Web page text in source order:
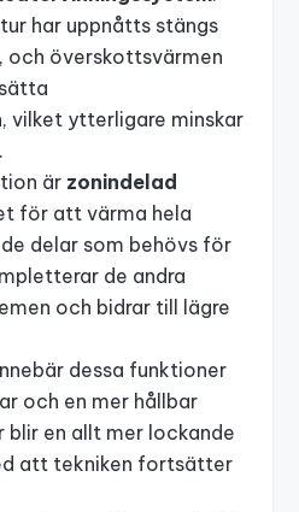
har uppnåtts stängs
och överskottsvärmen
vilket ytterligare minskar
är zonindelad
för att värma hela
delar som behövs för
de andra
och bidrar till lägre
dessa funktioner
och en mer hållbar
blir en allt mer lockande
att tekniken fortsätter